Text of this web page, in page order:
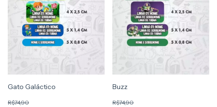
Gato Galáctico
R$74,90
Buzz
R$74,90